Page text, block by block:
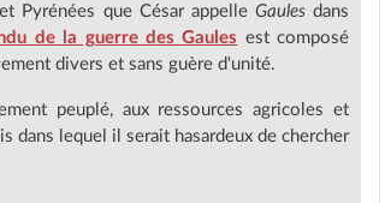
Pyrénées que César appelle Gaulesdans
de la guerre des Gaules est composé
divers et sans guère d'unité.
peuplé, aux ressources agricoles et
dans lequel il serait hasardeux de chercher